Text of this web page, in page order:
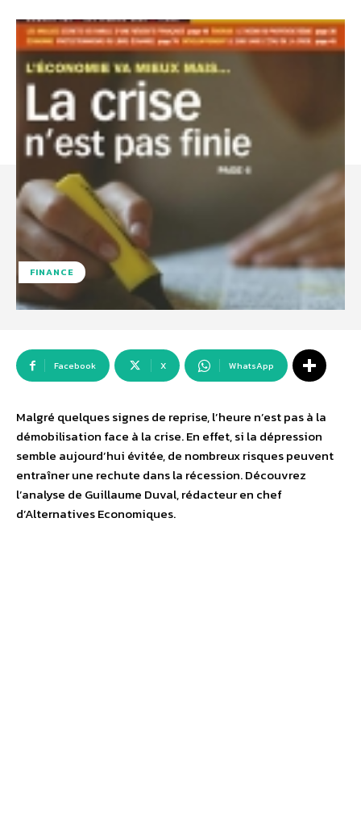
FINANCE
Facebook X WhatsApp
Malgré quelques signes de reprise, l’heure n’est pas à la
démobilisation face à la crise. En effet, si la dépression
semble aujourd’hui évitée, de nombreux risques peuvent
entraîner une rechute dans la récession. Découvrez
l’analyse de Guillaume Duval, rédacteur en chef
d’Alternatives Economiques.